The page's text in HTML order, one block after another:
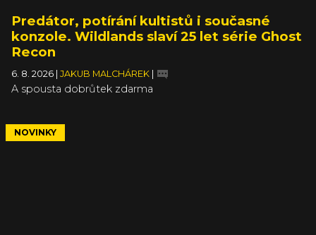
Predátor, potírání kultistů i současné
konzole. Wildlands slaví 25 let série Ghost
Recon
6. 8. 2026 | JAKUB MALCHÁREK |
A spousta dobrůtek zdarma
NOVINKY